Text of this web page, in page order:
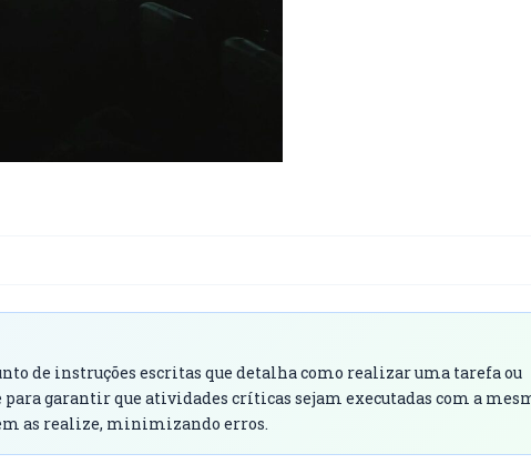
de instruções escritas que detalha como realizar uma tarefa ou
garantir que atividades críticas sejam executadas com a
as realize, minimizando erros.